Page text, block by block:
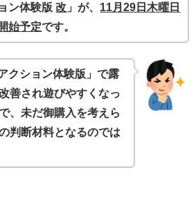
ン体験版改 」が、 11月29日木曜日
始予定です。
クション体験版」で露
善され遊びやすくなっ
、未だ御購入を考えら
判断材料となるのでは